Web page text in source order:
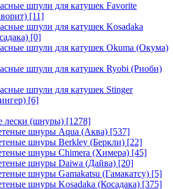
шпули для катушек Favorite
[11]
шпули для катушек Kosadaka
[0]
шпули для катушек Okuma (Окума)
шпули для катушек Ryobi (Риоби)
шпули для катушек Stinger
[6]
лески (шнуры) [1278]
шнуры Aqua (Аква) [537]
шнуры Berkley (Беркли) [22]
шнуры Chimera (Химера) [45]
шнуры Daiwa (Дайва) [20]
шнуры Gamakatsu (Гамакатсу) [5]
шнуры Kosadaka (Косадака) [375]